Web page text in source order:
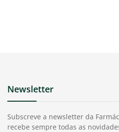
Newsletter
Subscreve a newsletter da
recebe sempre todas as